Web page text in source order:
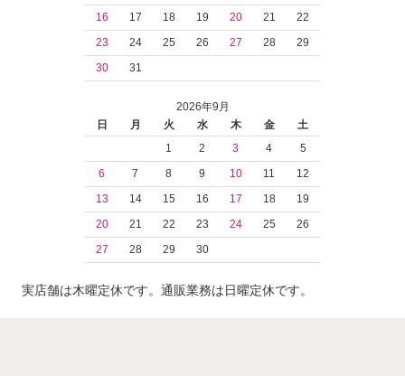
16
17 18 19 20 21
22
23
24 25 26 27 28
29
30
31
2026年9月
日
月 火 水 木 金
土
1
2 3 4
5
6
7 8 9 10 11
12
13
14 15 16 17 18
19
20
21 22 23 24 25
26
27
28 29 30
実店舗は木曜定休です。通販業務は日曜定休です。